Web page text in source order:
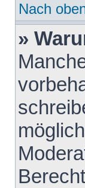
Nach
»